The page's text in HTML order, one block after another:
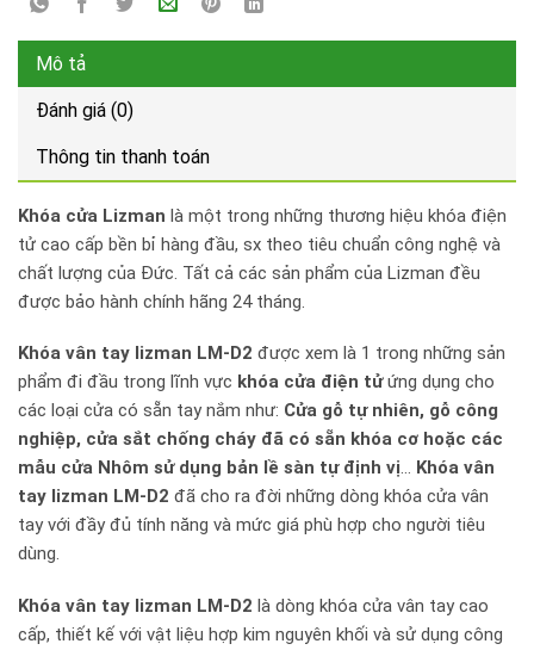
Mô tả
Đánh giá (0)
Thông tin thanh toán
Khóa cửa Lizman là một trong những thương hiệu khóa điện
tử cao cấp bền bỉ hàng đầu, sx theo tiêu chuẩn công nghệ và
chất lượng của Đức. Tất cả các sản phẩm của Lizman đều
được bảo hành chính hãng 24 tháng.
Khóa vân tay lizman LM-D2 được xem là 1 trong những sản
phẩm đi đầu trong lĩnh vực khóa cửa điện tửứng dụng cho
các loại cửa có sẵn tay nắm như: Cửa gỗ tự nhiên, gỗ công
nghiệp, cửa sắt chống cháy đã có sẵn khóa cơ hoặc các
mẫu cửa Nhôm sử dụng bản lề sàn tự định vị… Khóa vân
tay lizman LM-D2 đã cho ra đời những dòng khóa cửa vân
tay với đầy đủ tính năng và mức giá phù hợp cho người tiêu
dùng.
Khóa vân tay lizman LM-D2 là dòng khóa cửa vân tay cao
cấp, thiết kế với vật liệu hợp kim nguyên khối và sử dụng công